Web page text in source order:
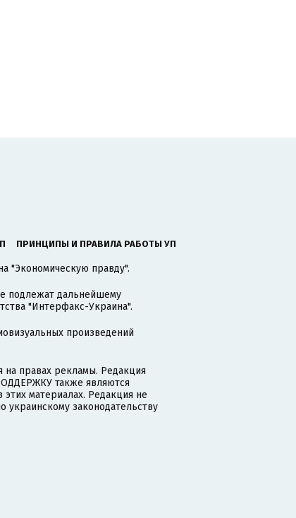
ПРИНЦИПЫ И ПРАВИЛА РАБОТЫ УП
"Экономическую правду".
подлежат дальнейшему
"Интерфакс-Украина".
произведений
правах рекламы. Редакция
также являются
материалах. Редакция не
украинскому законодательству